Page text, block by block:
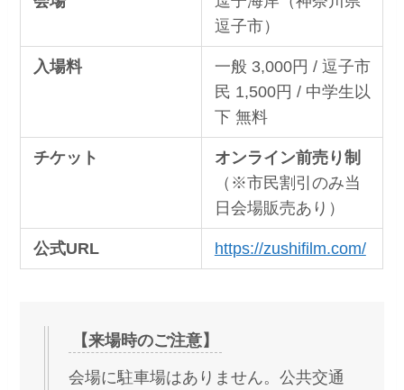
逗子市）
入場料
一般 3,000円 / 逗子市
民 1,500円 / 中学生以
下 無料
チケット
オンライン前売り制
（※市民割引のみ当
日会場販売あり）
公式URL https://zushifilm.com/
【来場時のご注意】
会場に駐車場はありません。公共交通